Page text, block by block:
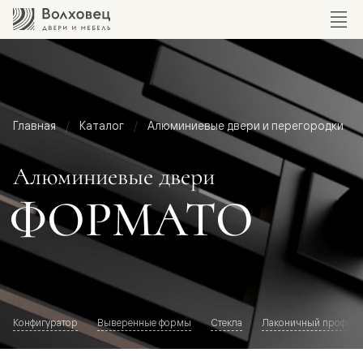
Главная Каталог Алюминиевые двери и перегородки
Алюминиевые двери
ФОРМАТО
Конфигуратор Выверенные формы Стекла Лаконичный профиль